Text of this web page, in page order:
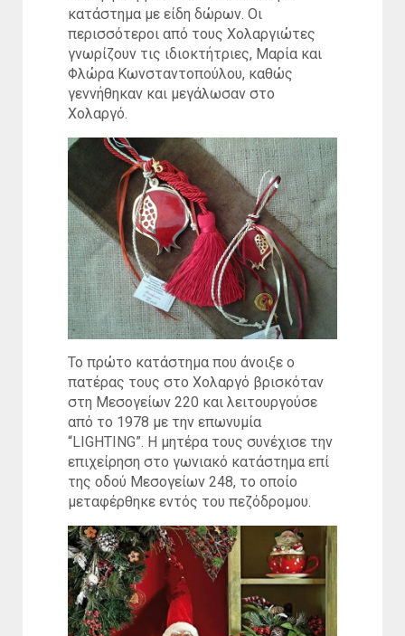
κατάστημα με είδη δώρων. Οι
περισσότεροι από τους Χολαργιώτες
γνωρίζουν τις ιδιοκτήτριες, Μαρία και
Φλώρα Κωνσταντοπούλου, καθώς
γεννήθηκαν και μεγάλωσαν στο
Χολαργό.
Το πρώτο κατάστημα που άνοιξε ο
πατέρας τους στο Χολαργό βρισκόταν
στη Μεσογείων 220 και λειτουργούσε
από το 1978 με την επωνυμία
“LIGHTING”. Η μητέρα τους συνέχισε την
επιχείρηση στο γωνιακό κατάστημα επί
της οδού Μεσογείων 248, το οποίο
μεταφέρθηκε εντός του πεζόδρομου.